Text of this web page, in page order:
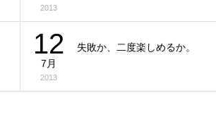
2013
12
7月
2013
失敗か、二度楽しめるか。